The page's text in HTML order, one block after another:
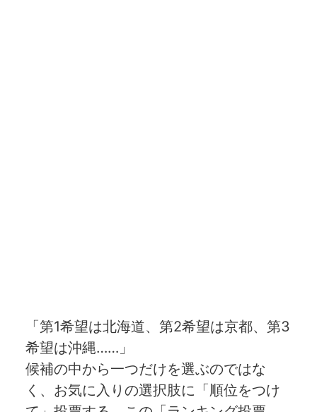
「第1希望は北海道、第2希望は京都、第3
希望は沖縄……」
候補の中から一つだけを選ぶのではな
く、お気に入りの選択肢に「順位をつけ